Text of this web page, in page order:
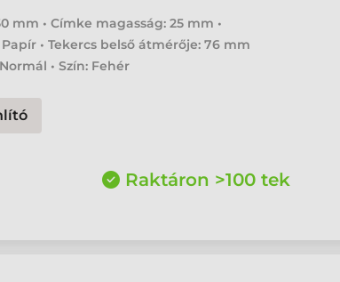
mm • Címke magasság: 25 mm •
• Tekercs belső átmérője: 76 mm
• Szín: Fehér
Raktáron >100 tek